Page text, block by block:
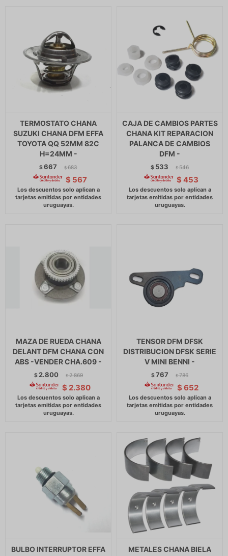
TERMOSTATO CHANA
SUZUKI CHANA DFM EFFA
TOYOTA QQ 52MM 82C
H=24MM -
$667 $ 683
$ 567
CAJA DE CAMBIOS PARTES
CHANA KIT REPARACION
PALANCA DE CAMBIOS
DFM -
$ 533 $ 546
$ 453
MAZA DE RUEDA CHANA
DELANT DFM CHANA CON
ABS -VENDER CHA.609 -
$ 2.800 $ 2.869
$ 2.380
TENSOR DFM DFSK
DISTRIBUCION DFSK SERIE
V MINI BENNI -
$767 $ 786
$ 652
BULBO INTERRUPTOR EFFA
METALES CHANA BIELA